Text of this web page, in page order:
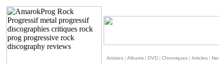
Artistes | Albums | DVD | Chroniques | Articles |